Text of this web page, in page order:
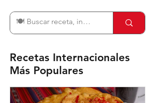
Recetas Internacionales
Más Populares